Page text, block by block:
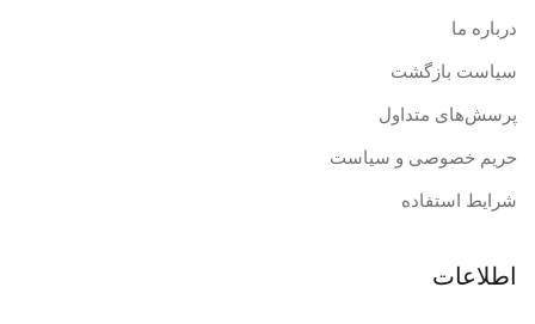
درباره ما
سیاست بازگشت
پرسش‌های متداول
حریم خصوصی و سیاست
شرایط استفاده
اطلاعات